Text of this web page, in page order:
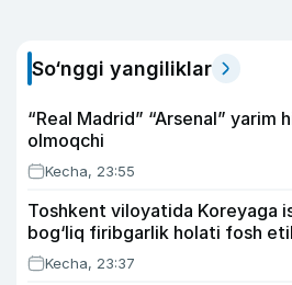
So‘nggi yangiliklar
“Real Madrid” “Arsenal” yarim
olmoqchi
Kecha, 23:55
Toshkent viloyatida Koreyaga
bog‘liq firibgarlik holati fosh
Kecha, 23:37